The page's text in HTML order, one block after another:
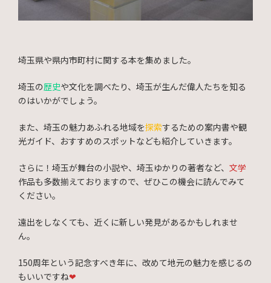
埼玉県や県内市町村に関する本を集めました。
埼玉の歴史や文化を調べたり、埼玉が生んだ偉人たちを知る
のはいかがでしょう。
また、埼玉の魅力あふれる地域を探索するための案内書や観
光ガイド、おすすめのスポットなども紹介していきます。
さらに！埼玉が舞台の小説や、埼玉ゆかりの著者など、 文学
作品も多数揃えておりますので、ぜひこの機会に読んでみて
ください。
遠出をしなくても、近くに新しい発見があるかもしれませ
ん。
150周年という記念すべき年に、改めて地元の魅力を感じるの
もいいですね❤